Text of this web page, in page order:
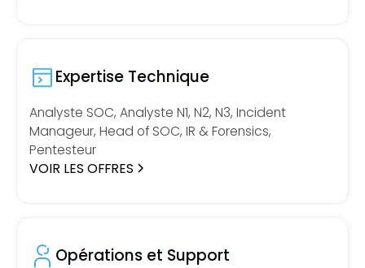
Expertise Technique
Analyste SOC, Analyste N1, N2, N3, Incident
Manageur, Head of SOC, IR & Forensics,
Pentesteur
VOIR LES OFFRES
Opérations et Support